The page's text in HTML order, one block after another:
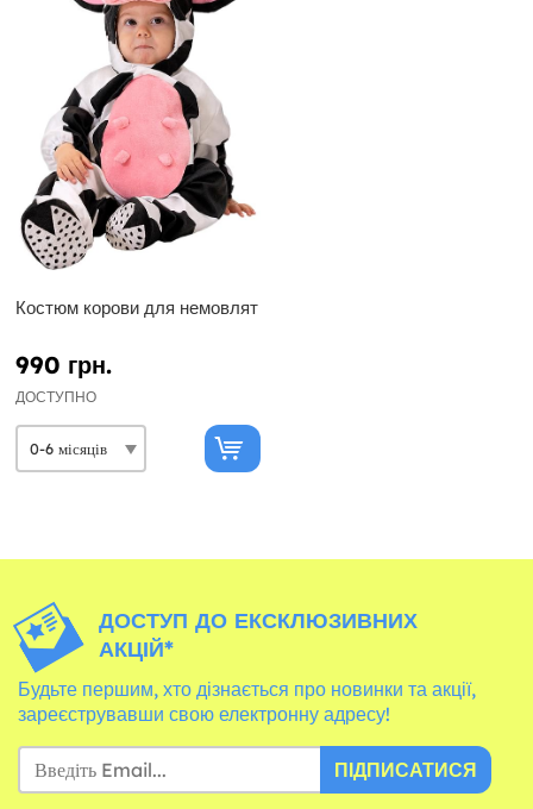
Костюм корови для немовлят
990 грн.
ДОСТУПНО
ДОСТУП ДО ЕКСКЛЮЗИВНИХ
АКЦІЙ*
Будьте першим, хто дізнається про новинки та акції,
зареєструвавши свою електронну адресу!
ПІДПИСАТИСЯ